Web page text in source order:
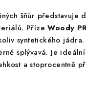
šňůr představuje
PřízeWoody
syntetického
splývavá. Je
a stoprocentně